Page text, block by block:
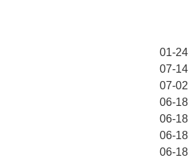
01-24
07-14
07-02
06-18
06-18
06-18
06-18